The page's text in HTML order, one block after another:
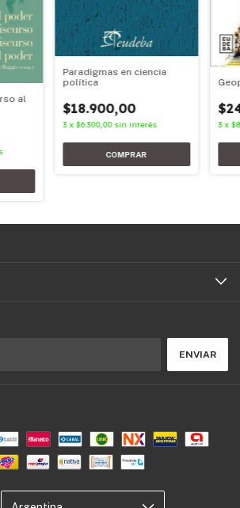
al
Paradigmas en ciencia
política
$18.900,00
3 x$6.300,00 sin interés 3 x